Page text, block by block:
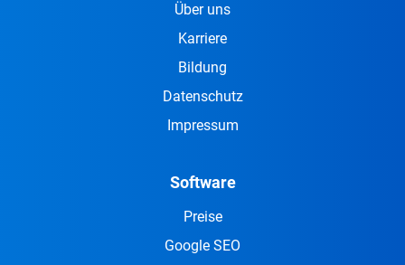
Über uns
Karriere
Bildung
Datenschutz
Impressum
Software
Preise
Google SEO